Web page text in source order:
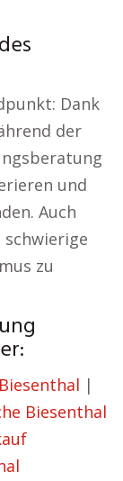
Dank
der
und
Auch
zu
|
Biesenthal